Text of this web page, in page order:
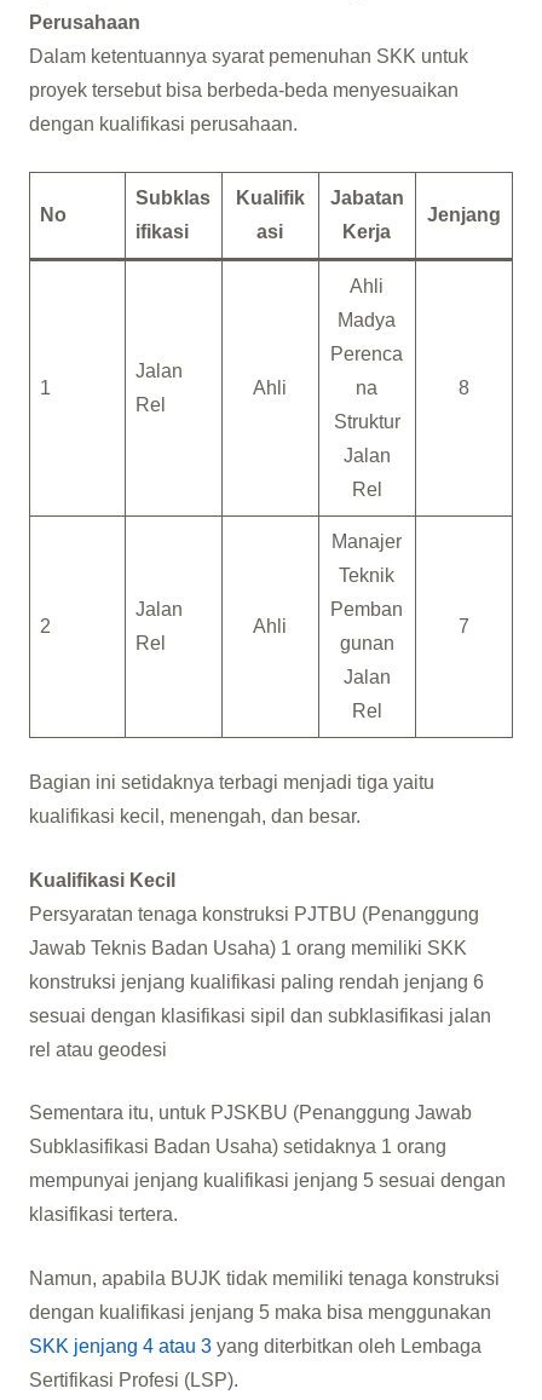
Perusahaan
Dalam ketentuannya syarat pemenuhan SKK untuk
proyek tersebut bisa berbeda-beda menyesuaikan
dengan kualifikasi perusahaan.
No
Subklas
ifikasi
Kualifik
asi
Jabatan
Kerja
Jenjang
1
Jalan
Rel
Ahli
Ahli
Madya
Perenca
na
Struktur
Jalan
Rel
8
2
Jalan
Rel
Ahli
Manajer
Teknik
Pemban
gunan
Jalan
Rel
7
Bagian ini setidaknya terbagi menjadi tiga yaitu
kualifikasi kecil, menengah, dan besar.
Kualifikasi Kecil
Persyaratan tenaga konstruksi PJTBU (Penanggung
Jawab Teknis Badan Usaha) 1 orang memiliki SKK
konstruksi jenjang kualifikasi paling rendah jenjang 6
sesuai dengan klasifikasi sipil dan subklasifikasi jalan
rel atau geodesi
Sementara itu, untuk PJSKBU (Penanggung Jawab
Subklasifikasi Badan Usaha) setidaknya 1 orang
mempunyai jenjang kualifikasi jenjang 5 sesuai dengan
klasifikasi tertera.
Namun, apabila BUJK tidak memiliki tenaga konstruksi
dengan kualifikasi jenjang 5 maka bisa menggunakan
SKK jenjang 4 atau 3yang diterbitkan oleh Lembaga
Sertifikasi Profesi (LSP).